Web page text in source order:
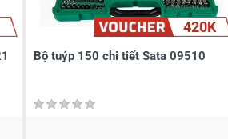
420K
Bộ tuýp 150 chi tiết Sata 09510